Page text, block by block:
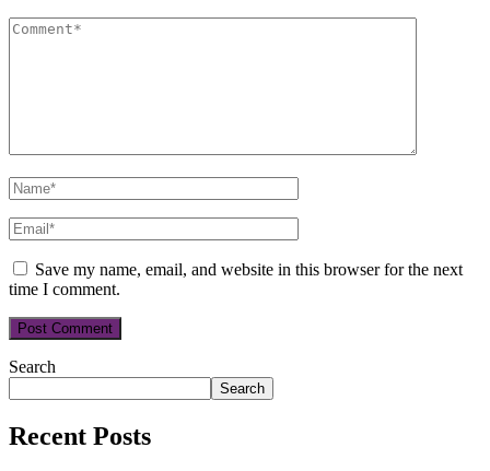
Save my name, email, and website in this browser for the next
time I comment.
Search
Search
Recent Posts